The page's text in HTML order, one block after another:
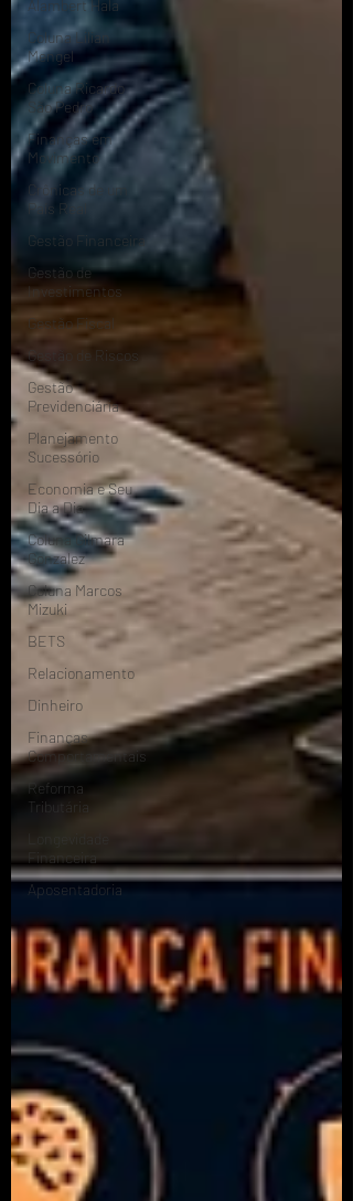
Alambert Hala
Coluna Lilian
Mengel
Coluna Ricardo
São Pedro
Finanças em
Movimento
Crônicas de um
País Real
Gestão Financeira
Gestão de
Investimentos
Gestão Fiscal
Gestão de Riscos
Gestão
Previdenciária
Planejamento
Sucessório
Economia e Seu
Dia a Dia
Coluna Gilmara
Gonzalez
Coluna Marcos
Mizuki
BETS
Relacionamento
Dinheiro
Finanças
Comportamentais
Reforma
Tributária
Financeira
Aposentadoria